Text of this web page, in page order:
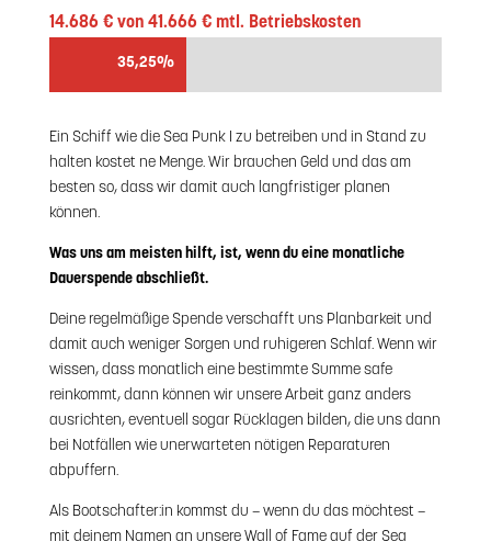
14.686 € von 41.666 € mtl. Betriebskosten
35,25%
35,25%
Ein Schiff wie die Sea Punk I zu betreiben und in Stand zu
halten kostet ne Menge. Wir brauchen Geld und das am
besten so, dass wir damit auch langfristiger planen
können.
Was uns am meisten hilft, ist, wenn du eine monatliche
Dauerspende abschließt.
Deine regelmäßige Spende verschafft uns Planbarkeit und
damit auch weniger Sorgen und ruhigeren Schlaf. Wenn wir
wissen, dass monatlich eine bestimmte Summe safe
reinkommt, dann können wir unsere Arbeit ganz anders
ausrichten, eventuell sogar Rücklagen bilden, die uns dann
bei Notfällen wie unerwarteten nötigen Reparaturen
abpuffern.
Als Bootschafter:in kommst du – wenn du das möchtest –
mit deinem Namen an unsere Wall of Fame auf der Sea